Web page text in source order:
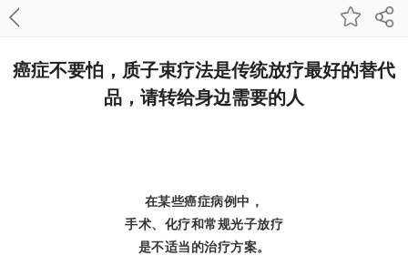
癌症不要怕，质子束疗法是传统放疗最好的替代
品，请转给身边需要的人
在某些癌症病例中，
手术、化疗和常规光子放疗
是不适当的治疗方案。